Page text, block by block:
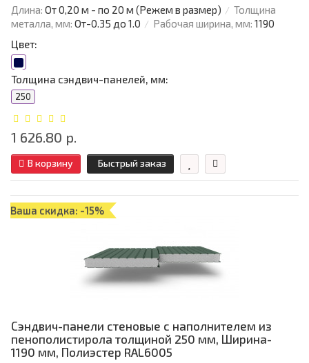
Длина: От 0,20 м - по 20 м (Режем в размер)
Толщина
металла, мм: От-0.35 до 1.0 Рабочая ширина, мм: 1190
Цвет:
Толщина сэндвич-панелей, мм:
250
1 626.80 р.
В корзину Быстрый заказ
Ваша скидка: -15%
Сэндвич-панели стеновые с наполнителем из
пенополистирола толщиной 250 мм, Ширина-
1190 мм, Полиэстер RAL6005